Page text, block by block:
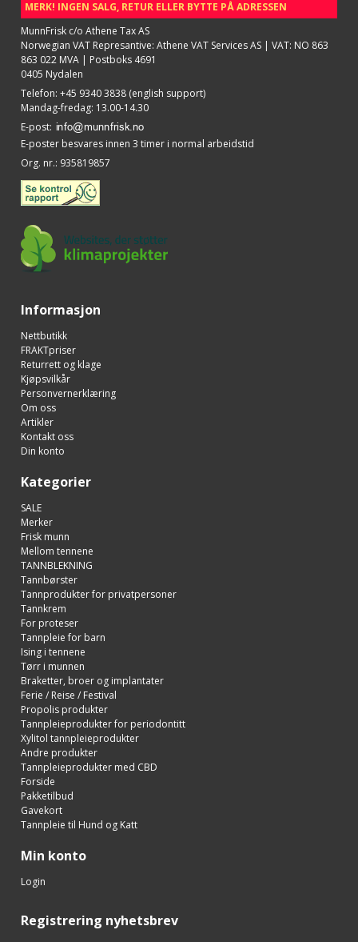
MERK! INGEN SALG, RETUR ELLER BYTTE PÅ ADRESSEN
MunnFrisk c/o Athene Tax AS
Norwegian VAT Represantive: Athene VAT Services AS | VAT: NO 863
863 022 MVA | Postboks 4691
0405 Nydalen
Telefon: +45 9340 3838 (english support)
Mandag-fredag: 13.00-14.30
E-post:
E-poster besvares innen 3 timer i normal arbeidstid
Org. nr.: 935819857
Informasjon
Nettbutikk
FRAKTpriser
Returrett og klage
Kjøpsvilkår
Personvernerklæring
Om oss
Artikler
Kontakt oss
Din konto
Kategorier
SALE
Merker
Frisk munn
Mellom tennene
TANNBLEKNING
Tannbørster
Tannprodukter for privatpersoner
Tannkrem
For proteser
Tannpleie for barn
Ising i tennene
Tørr i munnen
Braketter, broer og implantater
Ferie / Reise / Festival
Propolis produkter
Tannpleieprodukter for periodontitt
Xylitol tannpleieprodukter
Andre produkter
Tannpleieprodukter med CBD
Forside
Pakketilbud
Gavekort
Tannpleie til Hund og Katt
Min konto
Login
Registrering nyhetsbrev